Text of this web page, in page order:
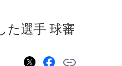
た選手 球審